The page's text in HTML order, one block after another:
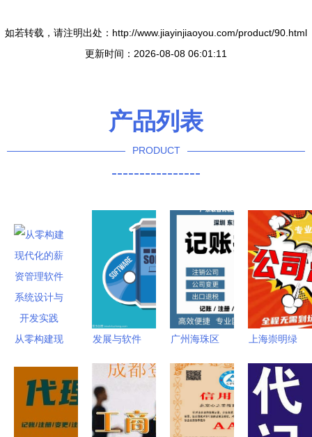
如若转载，请注明出处：http://www.jiayinjiaoyou.com/product/90.html
更新时间：2026-08-08 06:01:11
产品列表
PRODUCT
----------------
从零构建现
管理软件
系统设计与
开发实践
发展与软件
与代办理念
的融合
广州海珠区
景指南 代
理记账、工
商代理与软
上海崇明绿
全攻略 材
料清单与手
续流程详解